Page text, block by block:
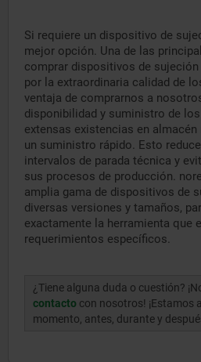
Si requiere un dispositivo de
mejor opción. Una de las
comprar dispositivos de
por la extraordinaria calidad de
ventaja de comprarnos a
disponibilidad y suministro de
extensas existencias en
un suministro rápido. Esto
intervalos de parada técnica y
sus procesos de producción.
amplia gama de dispositivos de
diversas versiones y tamaños,
exactamente la herramienta que
requerimientos específicos.
¿Tiene alguna duda o cuestión?
contacto con nosotros! ¡Estamos
momento, antes, durante y